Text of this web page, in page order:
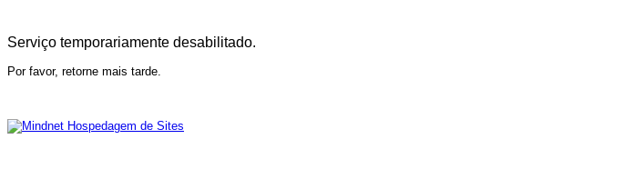
Serviço temporariamente desabilitado.
Por favor, retorne mais tarde.